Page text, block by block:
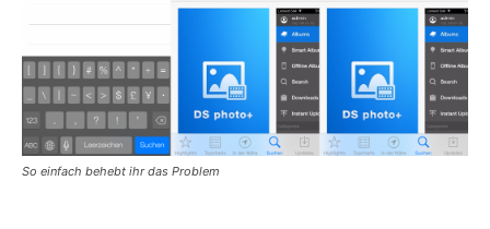
So einfach behebt ihr das Problem